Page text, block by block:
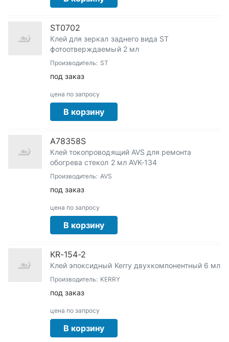
ST0702
Клей для зеркал заднего вида ST
фотоотверждаемый 2 мл
Производитель: ST
под заказ
цена по запросу
В корзину
A78358S
Клей токопроводящий AVS для ремонта
обогрева стекол 2 мл AVK-134
Производитель: AVS
под заказ
цена по запросу
В корзину
KR-154-2
Клей эпоксидный Kerry двухкомпонентный 6 мл
Производитель: KERRY
под заказ
цена по запросу
В корзину